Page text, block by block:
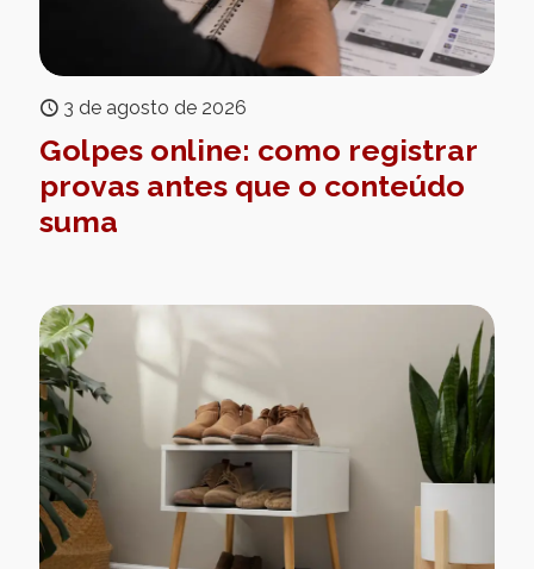
3 de agosto de 2026
Golpes online: como registrar
provas antes que o conteúdo
suma